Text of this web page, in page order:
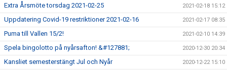
Extra Årsmöte torsdag 2021-02-25 2021-02-18 15:12
Uppdatering Covid-19 restriktioner 2021-02-16 2021-02-17 08:35
Puma till Vallen 15/2! 2021-02-10 14:39
Spela bingolotto på nyårsafton! &#127881; 2020-12-30 20:34
Kansliet semesterstängt Jul och Nyår 2020-12-22 15:10